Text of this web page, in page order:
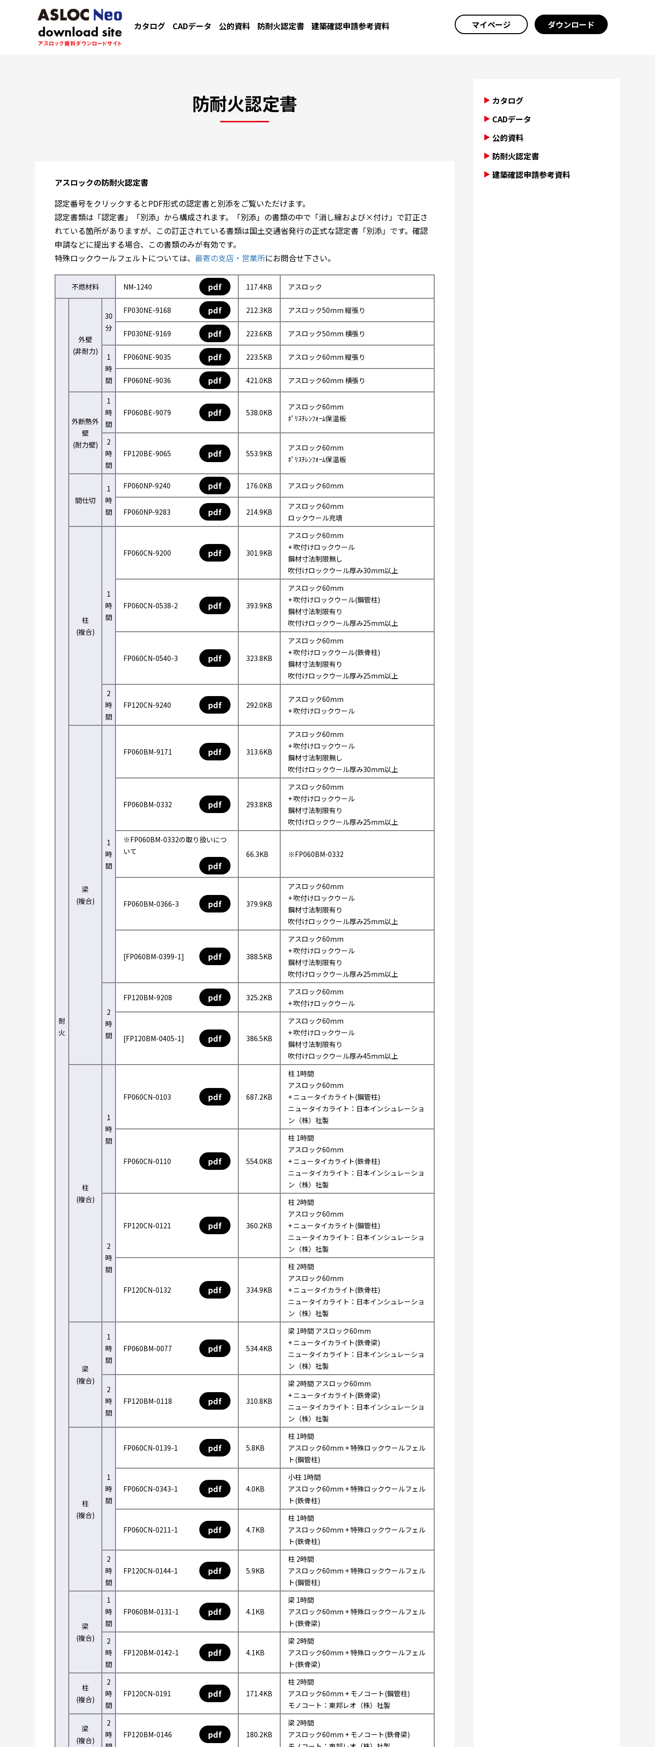
カタログ CADデータ 公的資料 防耐火認定書 建築確認申請参考資料 マイページ ダウンロード
防耐火認定書
アスロックの防耐火認定書
認定番号をクリックするとPDF形式の認定書と別添をご覧いただけます。
認定書類は「認定書」「別添」から構成されます。「別添」の書類の中で「消し線および×付け」で訂正さ
れている箇所がありますが、この訂正されている書類は国土交通省発行の正式な認定書「別添」です。確認
申請などに提出する場合、この書類のみが有効です。
特殊ロックウールフェルトについては、 最寄の支店・営業所にお問合せ下さい。
不燃材料 NM-1240 pdf 117.4KB アスロック
耐
火
外壁
(非耐力)
30
分
FP030NE-9168 pdf 212.3KB アスロック50mm 縦張り
FP030NE-9169 pdf 223.6KB アスロック50mm 横張り
1
時
間
FP060NE-9035 pdf 223.5KB アスロック60mm 縦張り
FP060NE-9036 pdf 421.0KB アスロック60mm 横張り
外断熱外
壁
(耐力壁)
1
時
間
FP060BE-9079 pdf 538.0KB
アスロック60mm
ﾎﾟﾘｽﾁﾚﾝﾌｫｰﾑ保温板
2
時
間
FP120BE-9065 pdf 553.9KB
アスロック60mm
ﾎﾟﾘｽﾁﾚﾝﾌｫｰﾑ保温板
間仕切
1
時
間
FP060NP-9240 pdf 176.0KB アスロック60mm
FP060NP-9283 pdf 214.9KB
アスロック60mm
ロックウール充填
柱
(複合)
1
時
間
FP060CN-9200 pdf 301.9KB
アスロック60mm
+ 吹付けロックウール
鋼材寸法制限無し
吹付けロックウール厚み30mm以上
FP060CN-0538-2 pdf 393.9KB
アスロック60mm
+ 吹付けロックウール(鋼管柱)
鋼材寸法制限有り
吹付けロックウール厚み25mm以上
FP060CN-0540-3 pdf 323.8KB
アスロック60mm
+ 吹付けロックウール(鉄骨柱)
鋼材寸法制限有り
吹付けロックウール厚み25mm以上
2
時
間
FP120CN-9240 pdf 292.0KB
アスロック60mm
+ 吹付けロックウール
梁
(複合)
1
時
間
FP060BM-9171 pdf 313.6KB
アスロック60mm
+ 吹付けロックウール
鋼材寸法制限無し
吹付けロックウール厚み30mm以上
FP060BM-0332 pdf 293.8KB
アスロック60mm
+ 吹付けロックウール
鋼材寸法制限有り
吹付けロックウール厚み25mm以上
※FP060BM-0332の取り扱いにつ
いて
pdf
66.3KB ※FP060BM-0332
FP060BM-0366-3 pdf 379.9KB
アスロック60mm
+ 吹付けロックウール
鋼材寸法制限有り
吹付けロックウール厚み25mm以上
[FP060BM-0399-1] pdf 388.5KB
アスロック60mm
+ 吹付けロックウール
鋼材寸法制限有り
吹付けロックウール厚み25mm以上
2
時
間
FP120BM-9208 pdf 325.2KB
アスロック60mm
+ 吹付けロックウール
[FP120BM-0405-1] pdf 386.5KB
アスロック60mm
+ 吹付けロックウール
鋼材寸法制限有り
吹付けロックウール厚み45mm以上
柱
(複合)
1
時
間
FP060CN-0103 pdf 687.2KB
柱 1時間
アスロック60mm
+ ニュータイカライト(鋼管柱)
ニュータイカライト：日本インシュレーショ
ン（株）社製
FP060CN-0110 pdf 554.0KB
柱 1時間
アスロック60mm
+ ニュータイカライト(鉄骨柱)
ニュータイカライト：日本インシュレーショ
ン（株）社製
2
時
間
FP120CN-0121 pdf 360.2KB
柱 2時間
アスロック60mm
+ ニュータイカライト(鋼管柱)
ニュータイカライト：日本インシュレーショ
ン（株）社製
FP120CN-0132 pdf 334.9KB
柱 2時間
アスロック60mm
+ ニュータイカライト(鉄骨柱)
ニュータイカライト：日本インシュレーショ
ン（株）社製
梁
(複合)
1
時
間
FP060BM-0077 pdf 534.4KB
梁 1時間 アスロック60mm
+ ニュータイカライト(鉄骨梁)
ニュータイカライト：日本インシュレーショ
ン（株）社製
2
時
間
FP120BM-0118 pdf 310.8KB
梁 2時間 アスロック60mm
+ ニュータイカライト(鉄骨梁)
ニュータイカライト：日本インシュレーショ
ン（株）社製
柱
(複合)
1
時
間
FP060CN-0139-1 pdf 5.8KB
柱 1時間
アスロック60mm + 特殊ロックウールフェル
ト(鋼管柱)
FP060CN-0343-1 pdf 4.0KB
小柱 1時間
アスロック60mm + 特殊ロックウールフェル
ト(鉄骨柱)
FP060CN-0211-1 pdf 4.7KB
柱 1時間
アスロック60mm + 特殊ロックウールフェル
ト(鉄骨柱)
2
時
間
FP120CN-0144-1 pdf 5.9KB
柱 2時間
アスロック60mm + 特殊ロックウールフェル
ト(鋼管柱)
梁
(複合)
1
時
間
FP060BM-0131-1 pdf 4.1KB
梁 1時間
アスロック60mm + 特殊ロックウールフェル
ト(鉄骨梁)
2
時
間
FP120BM-0142-1 pdf 4.1KB
梁 2時間
アスロック60mm + 特殊ロックウールフェル
ト(鉄骨梁)
柱
(複合)
2
時
間
FP120CN-0191 pdf 171.4KB
柱 2時間
アスロック60mm + モノコート(鋼管柱)
モノコート：東邦レオ（株）社製
梁
(複合)
2
時
FP120BM-0146 pdf 180.2KB
梁 2時間
アスロック60mm + モノコート(鉄骨梁)
カタログ
CADデータ
公的資料
防耐火認定書
建築確認申請参考資料